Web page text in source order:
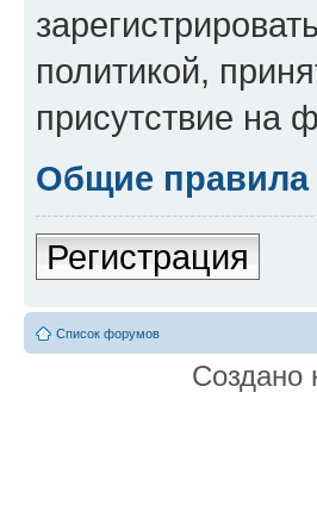
политикой,
присутствие на
Общие правила
Регистрация
Список форумов
Создано